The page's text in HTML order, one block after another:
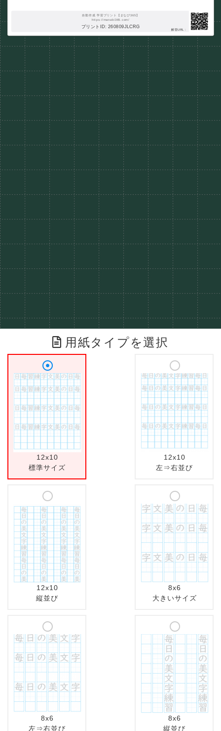
自動作成 学習プリント【まなび365】
https://manabi365.com/
プリントID: 260809JLCRG
解答URL :
用紙タイプを選択
12x10
標準サイズ
12x10
左⇒右並び
12x10
縦並び
8x6
大きいサイズ
8x6
左⇒右並び
8x6
縦並び